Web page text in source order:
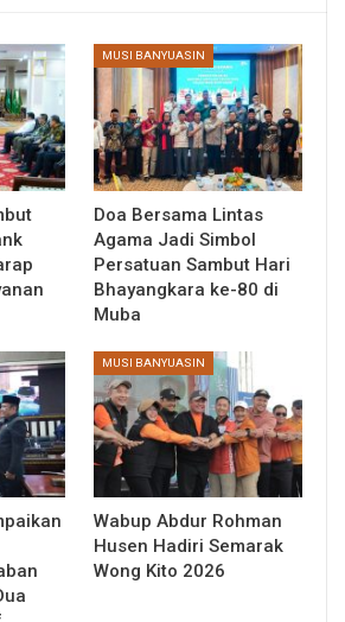
MUSI BANYUASIN
Doa Bersama Lintas
Agama Jadi Simbol
Persatuan Sambut Hari
Bhayangkara ke-80 di
Muba
MUSI BANYUASIN
Wabup Abdur Rohman
Husen Hadiri Semarak
Wong Kito 2026